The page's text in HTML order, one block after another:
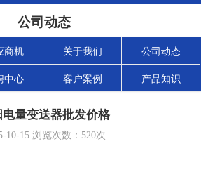
公司动态
商机 关于我们 公司动态
中心 客户案例 产品知识
电量变送器批发价格
10-15浏览次数： 520次